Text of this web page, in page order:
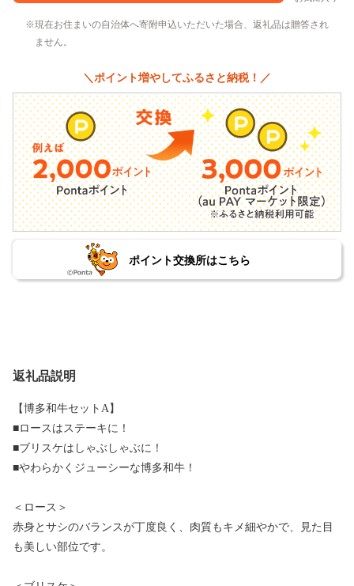
現在お住まいの自治体へ寄附申込いただいた場合、返礼品は贈答され
ません。
＼ポイント増やしてふるさと納税！／
ポイント交換所はこちら
返礼品説明
【博多和牛セットA】
■ロースはステーキに！
■ブリスケはしゃぶしゃぶに！
■やわらかくジューシーな博多和牛！
＜ロース＞
赤身とサシのバランスが丁度良く、肉質もキメ細やかで、見た目
も美しい部位です。